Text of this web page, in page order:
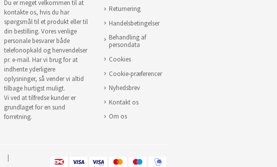
Du er meget velkommen til at
kontakte os, hvis du har
spørgsmål til et produkt eller til
din bestilling. Vores venlige
personale besvarer både
telefonopkald og henvendelser
pr. e-mail. Har vi brug for at
indhente yderligere
oplysninger, så vender vi altid
tilbage hurtigst muligt.
Vi ved at tilfredse kunder er
grundlaget for en sund
forretning.
Returnering
Handelsbetingelser
Behandling af
persondata
Cookies
Cookie-præferencer
Nyhedsbrev
Kontakt os
Om os